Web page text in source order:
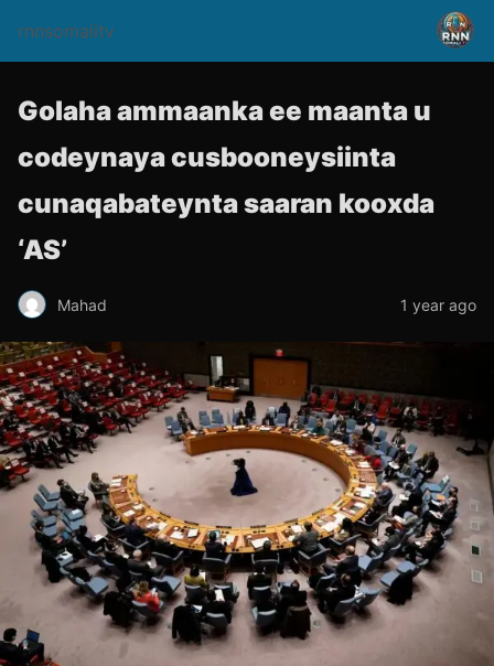
rnnsomalitv
Golaha ammaanka ee maanta u
codeynaya cusbooneysiinta
cunaqabateynta saaran kooxda
‘AS’
Mahad 1 year ago